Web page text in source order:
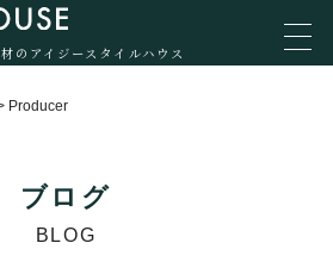
のアイジースタイルハウス
Producer
ブログ
BLOG